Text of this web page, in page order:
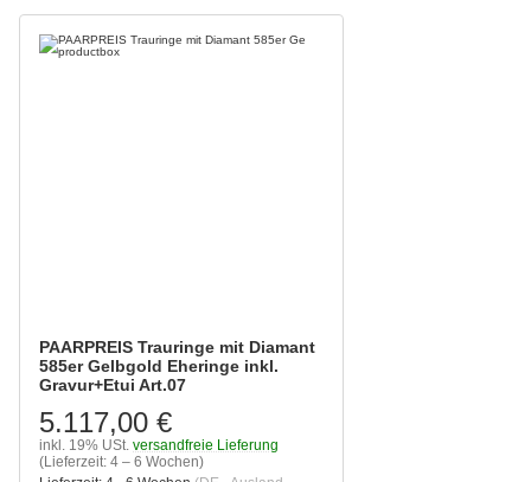
PAARPREIS Trauringe mit Diamant
585er Gelbgold Eheringe inkl.
Gravur+Etui Art.07
5.117,00 €
inkl. 19% USt. versandfreie Lieferung
(Lieferzeit: 4 – 6 Wochen)